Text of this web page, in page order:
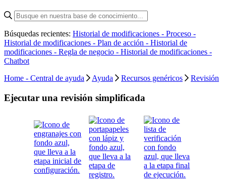
Búsquedas recientes: Historial de modificaciones - Proceso -
Historial de modificaciones - Plan de acción - Historial de
modificaciones - Regla de negocio - Historial de modificaciones -
Chatbot
Home - Central de ayuda
Ayuda Recursos genéricos Revisión
Ejecutar una revisión simplificada